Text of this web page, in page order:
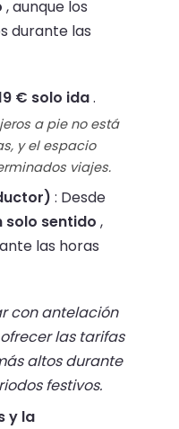
, aunque los
durante las
€ solo ida.
a pie no está
y el espacio
viajes.
: Desde
solo sentido ,
las horas
con antelación
las tarifas
altos durante
festivos.
y la